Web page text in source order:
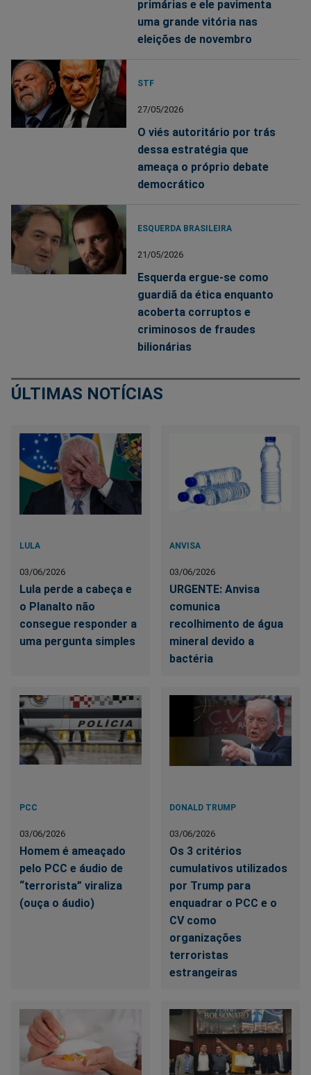
primárias e ele pavimenta
uma grande vitória nas
eleições de novembro
STF
27/05/2026
O viés autoritário por trás
dessa estratégia que
ameaça o próprio debate
democrático
ESQUERDA BRASILEIRA
21/05/2026
Esquerda ergue-se como
guardiã da ética enquanto
acoberta corruptos e
criminosos de fraudes
bilionárias
ÚLTIMAS NOTÍCIAS
LULA
03/06/2026
Lula perde a cabeça e
o Planalto não
consegue responder a
uma pergunta simples
ANVISA
03/06/2026
URGENTE: Anvisa
comunica
recolhimento de água
mineral devido a
bactéria
PCC
03/06/2026
Homem é ameaçado
pelo PCC e áudio de
“terrorista” viraliza
(ouça o áudio)
DONALD TRUMP
03/06/2026
Os 3 critérios
cumulativos utilizados
por Trump para
enquadrar o PCC e o
CV como
organizações
terroristas
estrangeiras